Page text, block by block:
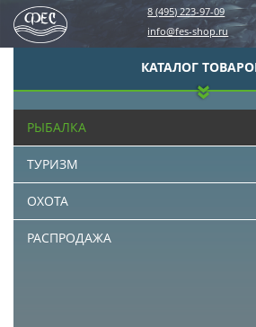
8 (495) 223-97-09
info@fes-shop.ru
КАТАЛОГ
РЫБАЛКА
ТУРИЗМ
ОХОТА
РАСПРОДАЖА